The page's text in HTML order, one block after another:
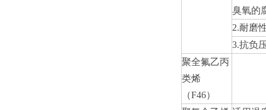
臭氧的
2.耐磨
3.抗负
聚全氟乙丙
类烯
（F46）